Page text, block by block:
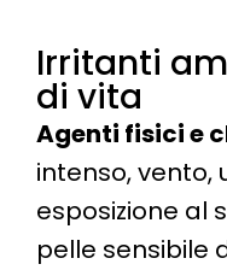
Irritanti
di vita
Agenti fisici e
intenso, vento,
esposizione al
pelle sensibile